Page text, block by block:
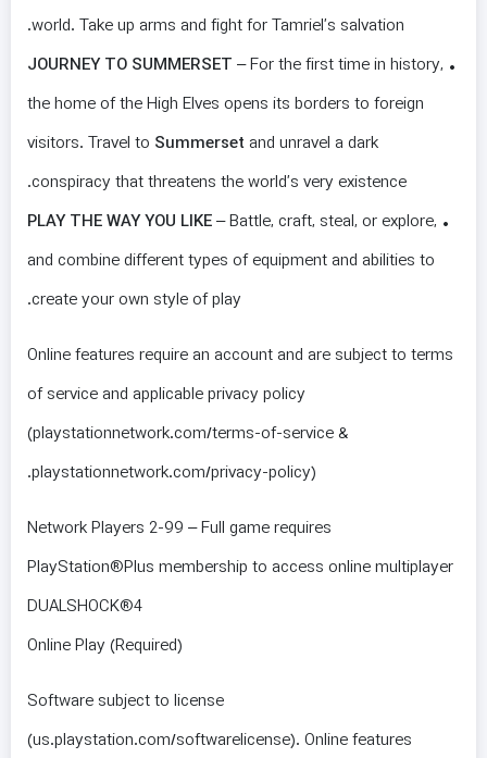
world. Take up arms and fight for Tamriel’s salvation.
•
JOURNEY TO SUMMERSET – For the first time in history,
the home of the High Elves opens its borders to foreign
visitors. Travel to Summersetand unravel a dark
conspiracy that threatens the world’s very existence.
•
PLAY THE WAY YOU LIKE– Battle, craft, steal, or explore,
and combine different types of equipment and abilities to
create your own style of play.
Online features require an account and are subject to terms
of service and applicable privacy policy
(playstationnetwork.com/terms-of-service &
playstationnetwork.com/privacy-policy).
Network Players 2-99 – Full game requires
PlayStation®Plus membership to access online multiplayer
DUALSHOCK®4
Online Play (Required)
Software subject to license
(us.playstation.com/softwarelicense). Online features